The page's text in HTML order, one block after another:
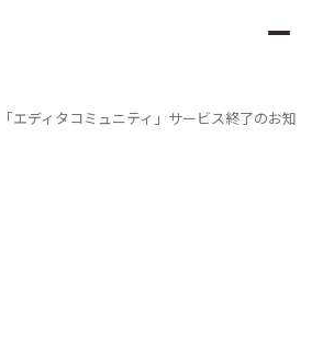
エディタコミュニティ」サービス終了のお知